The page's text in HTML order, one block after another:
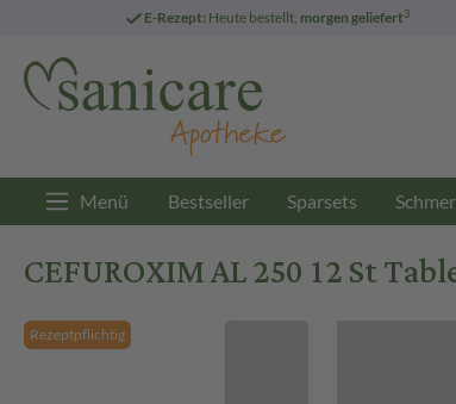
E-Rezept: Heute bestellt, morgen geliefert3
Menü Bestseller Sparsets
CEFUROXIM AL 250 12 St
Rezeptpflichtig